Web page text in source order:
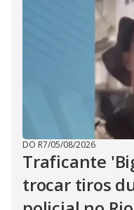
DO R7/05/08/2026
Traficante
trocar tiros